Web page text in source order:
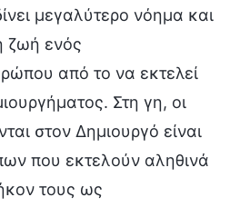
μεγαλύτερο νόημα και
ζωή ενός
από το να εκτελεί
Στη γη, οι
στον Δημιουργό είναι
που εκτελούν αληθινά
τους ως